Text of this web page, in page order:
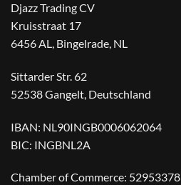
Djazz Trading CV
Kruisstraat 17
6456 AL, Bingelrade, NL
Sittarder Str. 62
52538 Gangelt, Deutschland
IBAN: NL90INGB0006062064
BIC: INGBNL2A
Chamber of Commerce: 52953378